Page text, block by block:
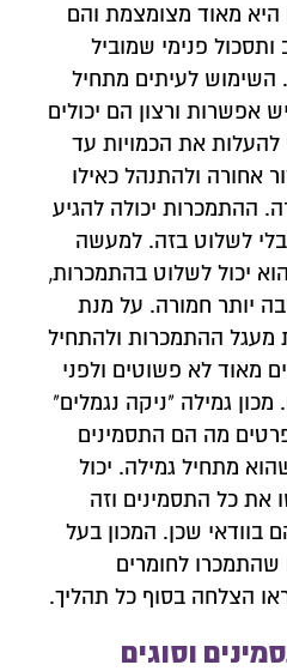
מאוד מצומצמת והם
פנימי שמוביל
לעיתים מתחיל
אפשרות ורצון הם יכולים
את הכמויות עד
אחורה ולהתנהל כאילו
ההתמכרות יכולה להגיע
לשלוט בזה. למעשה
יכול לשלוט בהתמכרות,
יותר חמורה. על מנת
ההתמכרות ולהתחיל
מאוד לא פשוטים ולפני
גמילה "ניקה נגמלים"
מה הם התסמינים
מתחיל גמילה. יכול
את כל התסמינים וזה
שכן. המכון בעל
שהתמכרו לחומרים
הצלחה בסוף כל תהליך.
וסוגים